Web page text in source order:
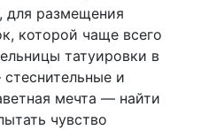
для размещения
которой чаще всего
татуировки в
и
мечта — найти
чувство